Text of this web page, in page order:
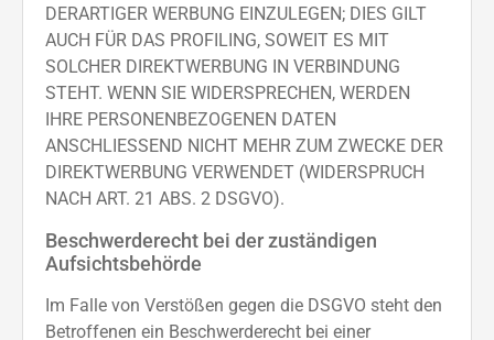
DERARTIGER WERBUNG EINZULEGEN; DIES GILT
AUCH FÜR DAS PROFILING, SOWEIT ES MIT
SOLCHER DIREKTWERBUNG IN VERBINDUNG
STEHT. WENN SIE WIDERSPRECHEN, WERDEN
IHRE PERSONENBEZOGENEN DATEN
ANSCHLIESSEND NICHT MEHR ZUM ZWECKE DER
DIREKTWERBUNG VERWENDET (WIDERSPRUCH
NACH ART. 21 ABS. 2 DSGVO).
Beschwerde­recht bei der zuständigen
Aufsichts­behörde
Im Falle von Verstößen gegen die DSGVO steht den
Betroffenen ein Beschwerderecht bei einer